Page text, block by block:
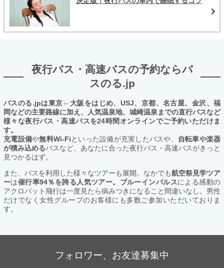
夜行バス・高速バスの予約ならバ
スのる.jp
バスのる.jpは東京⇔大阪をはじめ、USJ、京都、名古屋、金沢、福
岡などの主要路線に加え、人気温泉地、城崎温泉までの直行バスなど
様々な夜行バス・高速バスを24時間オンラインでご予約いただけま
す。
充電設備や無料Wi-Fiといった設備が充実したバスや、
自転車や楽器
が積み込めるバスなど、あなたに合った夜行バス・高速バスがきっと
見つかるはず。
また、バスを利用した様々なツアーも展開。なかでも航空祭見学ツア
ーは催行率94％を誇る人気ツアー。ブルーインパルスによる感動の
アクロバット飛行は一度見たら病みつきになること間違いなし。男性
だけでなく女性グループのお客様にも多数ご参加いただいておりま
す。
フォロワー、お友達募集中